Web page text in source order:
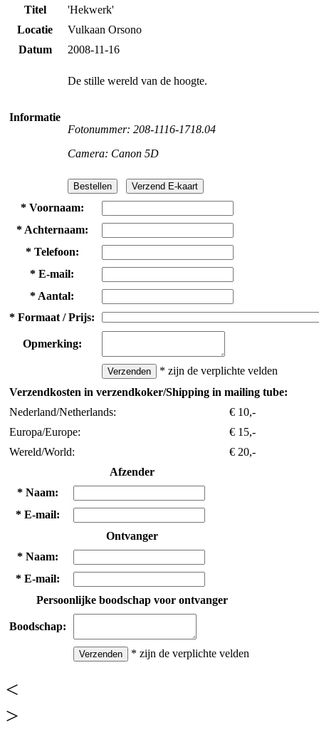
Titel
'Hekwerk'
Locatie
Vulkaan Orsono
Datum
2008-11-16
Informatie
De stille wereld van de hoogte.
Fotonummer: 208-1116-1718.04
Camera: Canon 5D
*Voornaam:
*Achternaam:
*Telefoon:
* E-mail:
* Aantal:
* Formaat / Prijs:
Opmerking:
* zijn de verplichte velden
Verzendkosten in verzendkoker/Shipping in mailing tube:
Nederland/Netherlands:
€ 10,-
Europa/Europe:
€ 15,-
Wereld/World:
€ 20,-
Afzender
* Naam:
* E-mail:
Ontvanger
* Naam:
* E-mail:
Persoonlijke boodschap voor ontvanger
Boodschap:
* zijn de verplichte velden
<
>